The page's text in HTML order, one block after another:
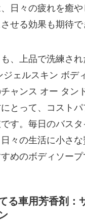
日々の疲れを癒
せる効果も期待で
、上品で洗練され
ェルスキン ボデ
ャンス オー タン
とって、コストパ
す。毎日のバス
々の生活に小さな
めのボディソープ
る車用芳香剤：